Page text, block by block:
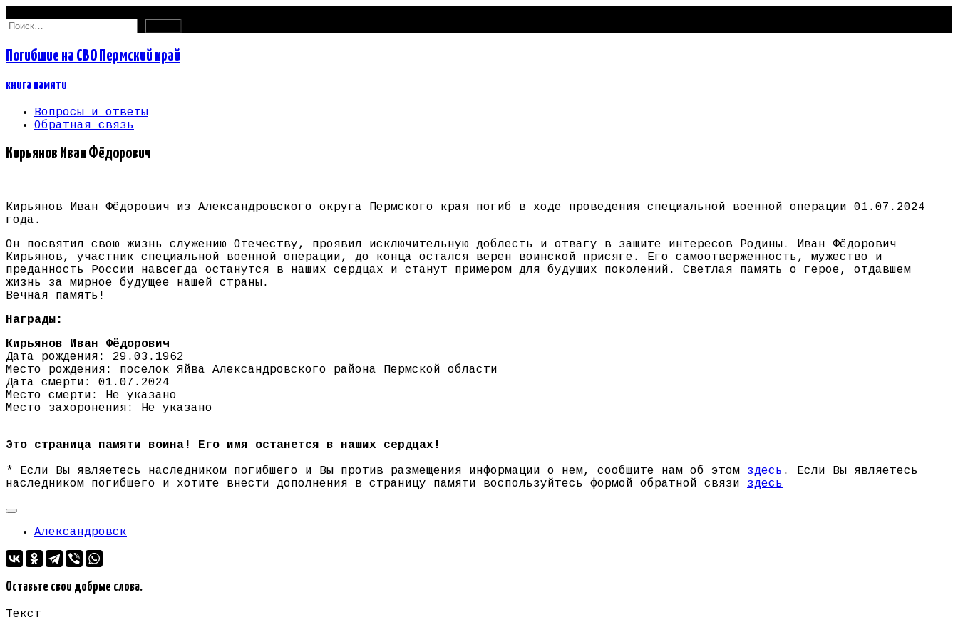
Найти:
Погибшие на СВО Пермский край
книга памяти
Вопросы и ответы
Обратная связь
Кирьянов Иван Фёдорович
Кирьянов Иван Фёдорович из Александровского округа Пермского края погиб в ходе проведения специальной военной операции 01.07.2024
года.
Он посвятил свою жизнь служению Отечеству, проявил исключительную доблесть и отвагу в защите интересов Родины. Иван Фёдорович
Кирьянов, участник специальной военной операции, до конца остался верен воинской присяге. Его самоотверженность, мужество и
преданность России навсегда останутся в наших сердцах и станут примером для будущих поколений. Светлая память о герое, отдавшем
жизнь за мирное будущее нашей страны.
Вечная память!
Награды:
Кирьянов Иван Фёдорович
Дата рождения: 29.03.1962
Место рождения: поселок Яйва Александровского района Пермской области
Дата смерти: 01.07.2024
Место смерти: Не указано
Место захоронения: Не указано
Это страница памяти воина! Его имя останется в наших сердцах!
* Если Вы являетесь наследником погибшего и Вы против размещения информации о нем, сообщите нам об этом здесь . Если Вы являетесь
наследником погибшего и хотите внести дополнения в страницу памяти воспользуйтесь формой обратной связи здесь
Александровск
Оставьте свои добрые слова.
Текст